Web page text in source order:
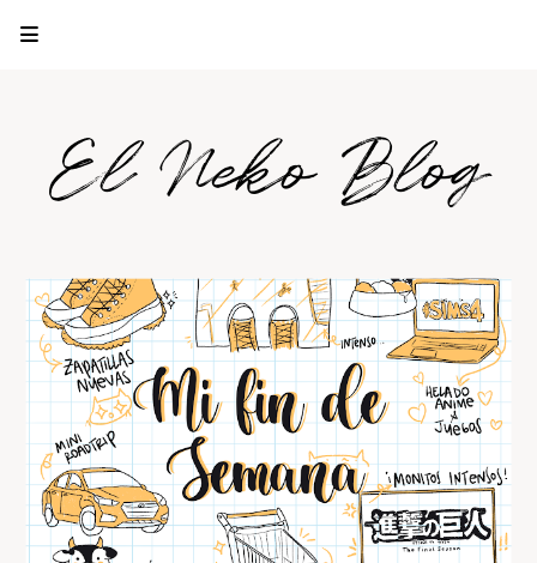
El Neko Blog